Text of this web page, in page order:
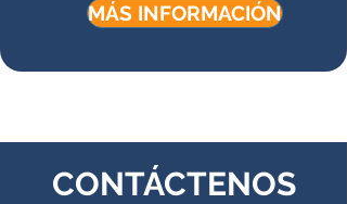
MÁS INFORMACIÓN
CONTÁCTENOS